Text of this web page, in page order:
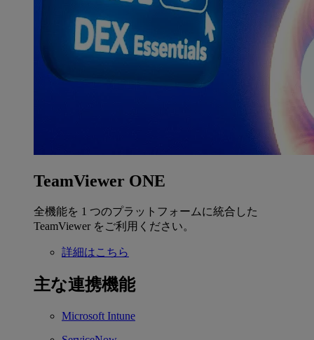
TeamViewer ONE
全機能を 1 つのプラットフォームに統合した
TeamViewer をご利用ください。
詳細はこちら
主な連携機能
Microsoft Intune